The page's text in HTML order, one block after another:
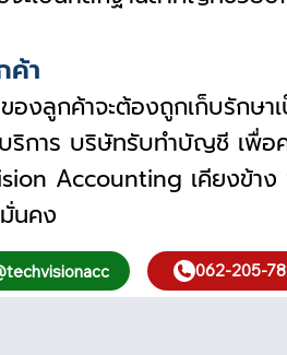
ค้า
งลูกค้าจะต้องถูกเก็บรักษ
าร บริษัทรับทำบัญชี เพื่อค
Accounting เคียงข้าง
นคง
062-205-